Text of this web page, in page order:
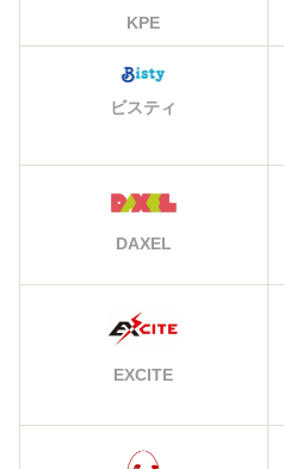
KPE
ビスティ
DAXEL
EXCITE